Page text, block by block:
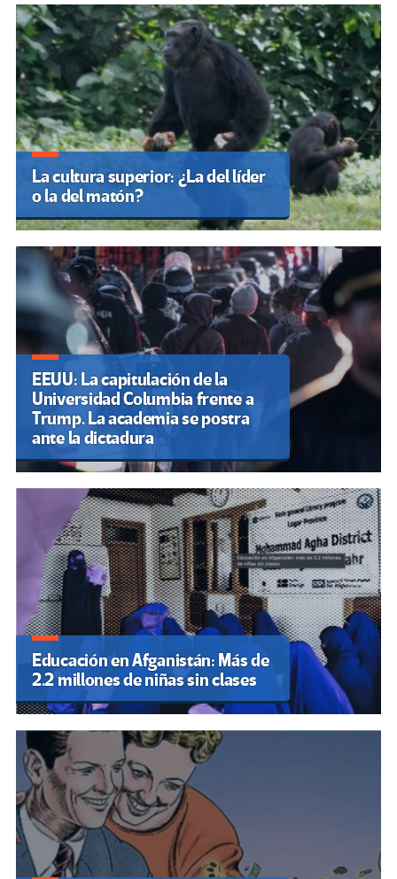
La cultura superior: ¿La del líder
o la del matón?
EEUU: La capitulación de la
Universidad Columbia frente a
Trump. La academia se postra
ante la dictadura
Educación en Afganistán: Más de
2.2 millones de niñas sin clases